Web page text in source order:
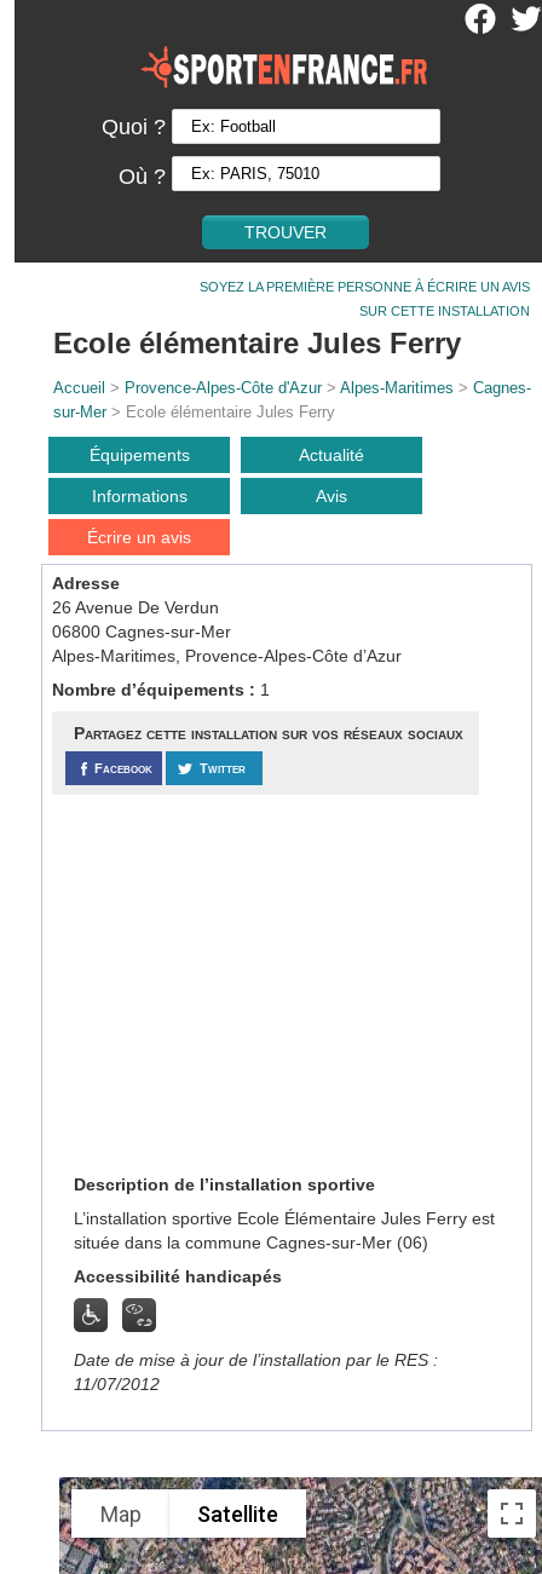
Quoi ?
Où ?
SOYEZ LA PREMIÈRE PERSONNE À ÉCRIRE UN AVIS
SUR CETTE INSTALLATION
Ecole élémentaire Jules Ferry
Accueil > Provence-Alpes-Côte d'Azur>Alpes-Maritimes >Cagnes-
sur-Mer> Ecole élémentaire Jules Ferry
Équipements Actualité
Informations Avis
Écrire un avis
Adresse
26 Avenue De Verdun
06800 Cagnes-sur-Mer
Alpes-Maritimes, Provence-Alpes-Côte d’Azur
Nombre d’équipements : 1
Partagez cette installation sur vos réseaux sociaux
Facebook Twitter
Description de l’installation sportive
L’installation sportive Ecole Élémentaire Jules Ferry est
située dans la commune Cagnes-sur-Mer (06)
Accessibilité handicapés
Date de mise à jour de l’installation par le RES :
11/07/2012
Map Satellite